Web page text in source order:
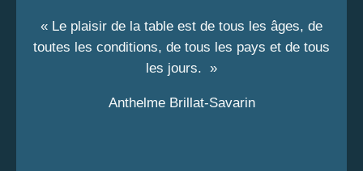
« Le plaisir de la table est de tous les âges, de
toutes les conditions, de tous les pays et de tous
les jours. »
Anthelme Brillat-Savarin